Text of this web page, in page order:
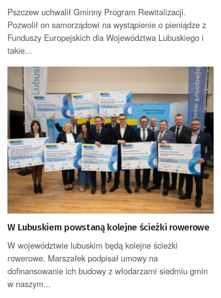
Pszczew uchwalił Gminny Program Rewitalizacji.
Pozwolił on samorządowi na wystąpienie o pieniądze z
Funduszy Europejskich dla Województwa Lubuskiego i
takie...
W Lubuskiem powstaną kolejne ścieżki rowerowe
W województwie lubuskim będą kolejne ścieżki
rowerowe. Marszałek podpisał umowy na
dofinansowanie ich budowy z włodarzami siedmiu gmin
w naszym...